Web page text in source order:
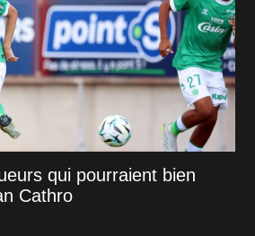
qui pourraient bien
Cathro